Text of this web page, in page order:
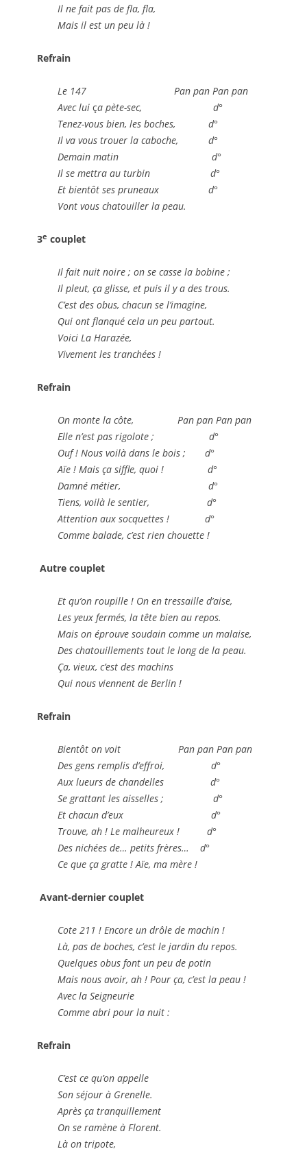
Il ne fait pas de fla, fla,
Mais il est un peu là !
Refrain
Le 147 Pan pan Pan pan
Avec lui ça pète-sec, d°
Tenez-vous bien, les boches, d°
Il va vous trouer la caboche, d°
Demain matin d°
Il se mettra au turbin d°
Et bientôt ses pruneaux d°
Vont vous chatouiller la peau.
3e couplet
Il fait nuit noire ; on se casse la bobine ;
Il pleut, ça glisse, et puis il y a des trous.
C’est des obus, chacun se l’imagine,
Qui ont flanqué cela un peu partout.
Voici La Harazée,
Vivement les tranchées !
Refrain
On monte la côte, Pan pan Pan pan
Elle n’est pas rigolote ; d°
Ouf ! Nous voilà dans le bois ; d°
Aïe ! Mais ça siffle, quoi ! d°
Damné métier, d°
Tiens, voilà le sentier, d°
Attention aux socquettes ! d°
Comme balade, c’est rien chouette !
Autre couplet
Et qu’on roupille ! On en tressaille d’aise,
Les yeux fermés, la tête bien au repos.
Mais on éprouve soudain comme un malaise,
Des chatouillements tout le long de la peau.
Ça, vieux, c’est des machins
Qui nous viennent de Berlin !
Refrain
Bientôt on voit Pan pan Pan pan
Des gens remplis d’effroi, d°
Aux lueurs de chandelles d°
Se grattant les aisselles ; d°
Et chacun d’eux d°
Trouve, ah ! Le malheureux ! d°
Des nichées de… petits frères… d°
Ce que ça gratte ! Aïe, ma mère !
Avant-dernier couplet
Cote 211 ! Encore un drôle de machin !
Là, pas de boches, c’est le jardin du repos.
Quelques obus font un peu de potin
Mais nous avoir, ah ! Pour ça, c’est la peau !
Avec la Seigneurie
Comme abri pour la nuit :
Refrain
C’est ce qu’on appelle
Son séjour à Grenelle.
Après ça tranquillement
On se ramène à Florent.
Là on tripote,